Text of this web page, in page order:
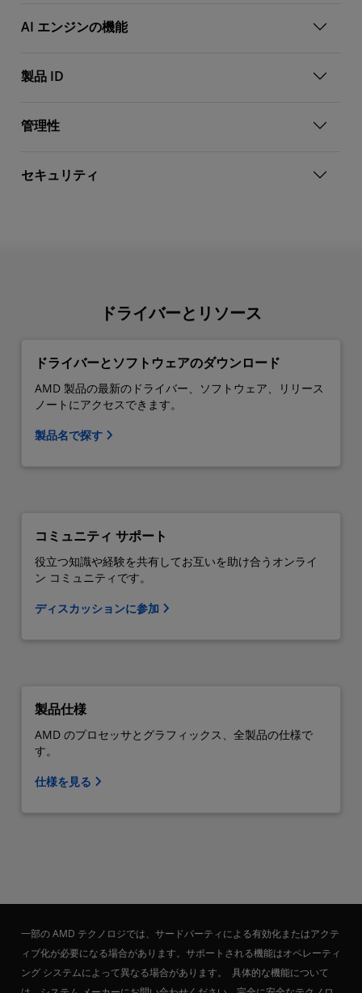
AI エンジンの機能
製品 ID
管理性
セキュリティ
ドライバーとリソース
ドライバーとソフトウェアのダウンロード
AMD 製品の最新のドライバー、ソフトウェア、リリース
ノートにアクセスできます。
製品名で探す
コミュニティ サポート
役立つ知識や経験を共有してお互いを助け合うオンライ
ン コミュニティです。
ディスカッションに参加
製品仕様
AMD のプロセッサとグラフィックス、全製品の仕様で
す。
仕様を見る
一部の AMD テクノロジでは、サードパーティによる有効化またはアクテ
ィブ化が必要になる場合があります。サポートされる機能はオペレーティ
ング システムによって異なる場合があります。 具体的な機能について